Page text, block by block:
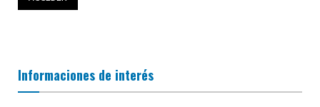
Informaciones de interés